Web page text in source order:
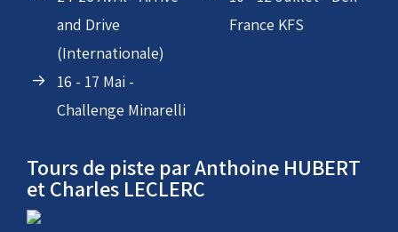
automobile
24-26 Avril - Arrive
and Drive
(Internationale)
Challenge Minarelli
endurance karting
Tours de piste par Anthoine HUBERT